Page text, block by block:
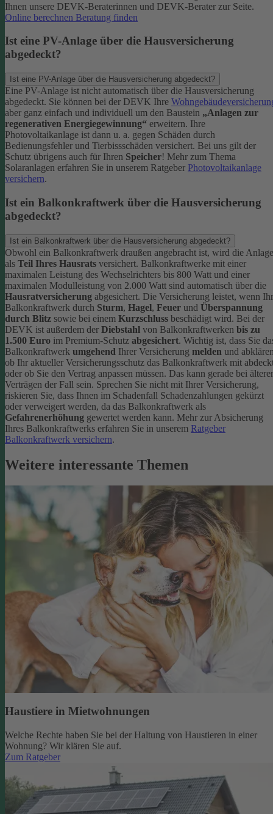
Ihnen unsere DEVK-Beraterinnen und DEVK-Berater zur Seite.
Online berechnen Beratung finden
Ist eine PV-Anlage über die Hausversicherung
abgedeckt?
Ist eine PV-Anlage über die Hausversicherung abgedeckt?
Eine PV-Anlage ist nicht automatisch über die Hausversicherung
abgedeckt. Sie können bei der DEVK Ihre
aber ganz einfach und individuell um den Baustein „Anlagen zur
regenerativen Energiegewinnung“ erweitern. Ihre
Photovoltaikanlage ist dann u. a. gegen Schäden durch
Bedienungsfehler und Tierbissschäden versichert. Bei uns gilt der
Schutz übrigens auch für Ihren Speicher! Mehr zum Thema
Solaranlagen erfahren Sie in unserem Ratgeber Photovoltaikanlage
versichern.
Ist ein Balkonkraftwerk über die Hausversicherung
abgedeckt?
Ist ein Balkonkraftwerk über die Hausversicherung abgedeckt?
Obwohl ein Balkonkraftwerk draußen angebracht ist, wird die Anlage
als Teil Ihres Hausrats versichert. Balkonkraftwerke mit einer
maximalen Leistung des Wechselrichters bis 800 Watt und einer
maximalen Modulleistung von 2.000 Watt sind automatisch über die
Hausratversicherung abgesichert. Die Versicherung leistet, wenn Ihr
Balkonkraftwerk durch Sturm, Hagel, Feuer und Überspannung
durch Blitz sowie bei einem Kurzschluss beschädigt wird. Bei der
DEVK ist außerdem der Diebstahl von Balkonkraftwerken bis zu
1.500 Euro im Premium-Schutz abgesichert. Wichtig ist, dass Sie
Balkonkraftwerk umgehend Ihrer Versicherung melden und
ob Ihr aktueller Versicherungsschutz das Balkonkraftwerk mit
oder ob Sie den Vertrag anpassen müssen. Das kann gerade bei
Verträgen der Fall sein. Sprechen Sie nicht mit Ihrer Versicherung,
riskieren Sie, dass Ihnen im Schadenfall Schadenzahlungen gekürzt
oder verweigert werden, da das Balkonkraftwerk als
Gefahrenerhöhung gewertet werden kann. Mehr zur Absicherung
Ihres Balkonkraftwerks erfahren Sie in unserem Ratgeber
Balkonkraftwerk versichern.
Weitere interessante Themen
Haustiere in Mietwohnungen
Welche Rechte haben Sie bei der Haltung von Haustieren in einer
Wohnung? Wir klären Sie auf.
Zum Ratgeber